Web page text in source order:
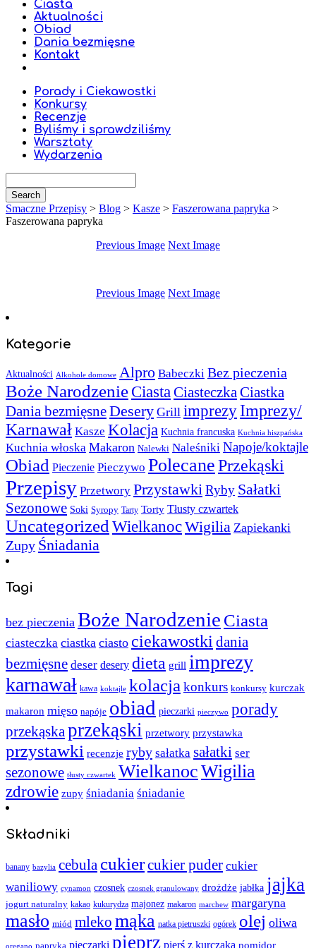
Ciasta
Aktualności
Obiad
Dania bezmięsne
Kontakt
Porady i Ciekawostki
Konkursy
Recenzje
Byliśmy i sprawdziliśmy
Warsztaty
Wydarzenia
Smaczne Przepisy > Blog > Kasze > Faszerowana papryka >
Faszerowana papryka
Previous Image Next Image
Previous Image Next Image
Kategorie
Aktualności Alkohole domowe Alpro Babeczki Bez pieczenia
Boże NarodzenieCiastaCiasteczkaCiastka
Dania bezmięsneDesery Grill imprezy Imprezy/
Karnawał Kasze Kolacja Kuchnia francuska Kuchnia hiszpańska
Kuchnia włoska Makaron Nalewki Naleśniki Napoje/koktajle
Obiad Pieczenie Pieczywo PolecanePrzekąski
Przepisy Przetwory PrzystawkiRyby Sałatki
Sezonowe Soki Syropy Tarty Torty Tłusty czwartek
UncategorizedWielkanocWigilia Zapiekanki
Zupy Śniadania
Tagi
bez pieczenia Boże Narodzenie Ciasta
ciasteczka ciastka ciasto ciekawostki dania
bezmięsne deser desery dieta grill imprezy
karnawał kawa koktajle kolacja konkurs konkursy kurczak
makaron mięso napóje obiad pieczarki pieczywo porady
przekąskaprzekąski przetwory przystawka
przystawki recenzje ryby sałatka sałatki ser
sezonowe tłusty czwartek WielkanocWigilia
zdrowie zupy śniadania śniadanie
Składniki
banany bazylia cebula cukiercukier puder cukier
waniliowy cynamon czosnek czosnek granulowany drożdże jabłka jajka
jogurt naturalny kakao kukurydza majonez makaron marchew margaryna
masło miód mleko mąka natka pietruszki ogórek olej oliwa
oregano papryka pieczarki pieprz pierś z kurczaka pomidor